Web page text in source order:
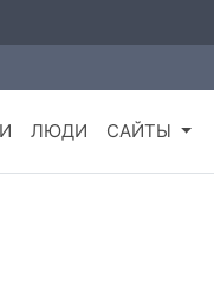
ЛЮДИ САЙТЫ